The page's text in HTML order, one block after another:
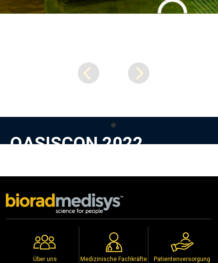
Über uns Medizinische Fachkräfte Patientenversorgung
OASISCON 2022
2nd to 4th September 2022
Alle Rechte vorbehalten
Veranstaltungen
Datenschutzpolitik